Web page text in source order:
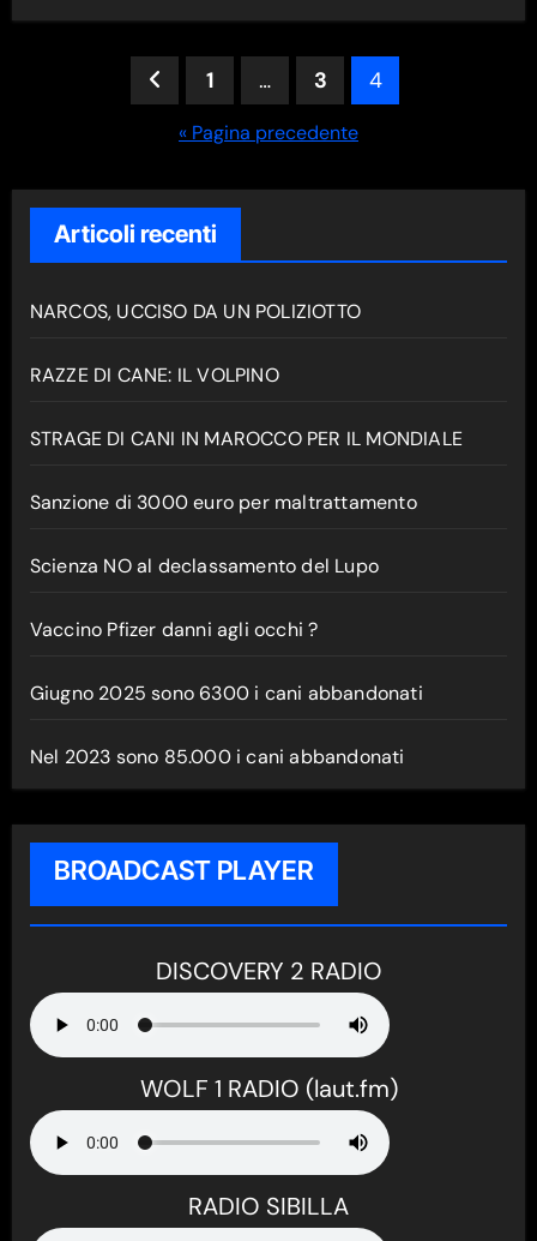
Paginazione
articoli
1 … 3 4
« Pagina precedente
Articoli recenti
NARCOS, UCCISO DA UN POLIZIOTTO
RAZZE DI CANE: IL VOLPINO
STRAGE DI CANI IN MAROCCO PER IL MONDIALE
Sanzione di 3000 euro per maltrattamento
Scienza NO al declassamento del Lupo
Vaccino Pfizer danni agli occhi ?
Giugno 2025 sono 6300 i cani abbandonati
Nel 2023 sono 85.000 i cani abbandonati
BROADCAST PLAYER
DISCOVERY 2 RADIO
WOLF 1 RADIO (laut.fm)
RADIO SIBILLA